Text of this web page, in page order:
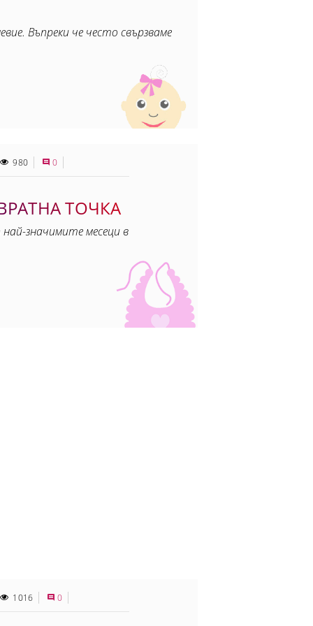
Въпреки че често свързваме
980 0
ТОЧКА
значимите месеци в
1016 0